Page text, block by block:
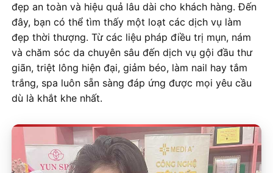
đẹp an toàn và hiệu quả lâu dài cho khách hàng. Đến
đây, bạn có thể tìm thấy một loạt các dịch vụ làm
đẹp thời thượng. Từ các liệu pháp điều trị mụn, nám
và chăm sóc da chuyên sâu đến dịch vụ gội đầu thư
giãn, triệt lông hiện đại, giảm béo, làm nail hay tắm
trắng, spa luôn sẵn sàng đáp ứng được mọi yêu cầu
dù là khắt khe nhất.